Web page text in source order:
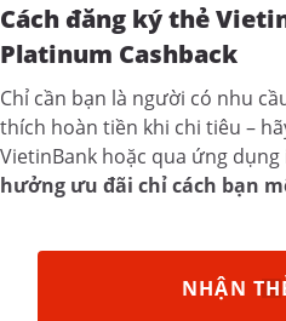
Cách đăng ký thẻ
Platinum Cashback
Chỉ cần bạn là người có nhu
thích hoàn tiền khi chi tiêu –
VietinBank hoặc qua ứng dụng
hưởng ưu đãi chỉ cách bạn
NHẬN